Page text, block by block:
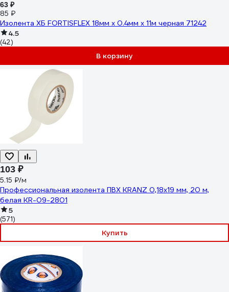
63 ₽
85 ₽
Изолента ХБ FORTISFLEX 18мм х 0.4мм х 11м черная 71242
4.5
(42)
В корзину
103 ₽
5.15 ₽/м
Профессиональная изолента ПВХ KRANZ 0,18х19 мм, 20 м,
белая KR-09-2801
5
(571)
Купить